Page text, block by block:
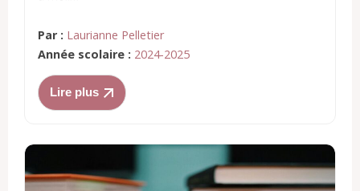
Par : Laurianne Pelletier
Année scolaire : 2024-2025
Lire plus